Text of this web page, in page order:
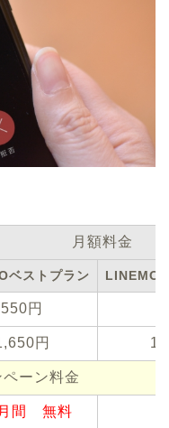
月額料金
ベストプラン LINEMO
550円
円
ペーン料金
間 無料